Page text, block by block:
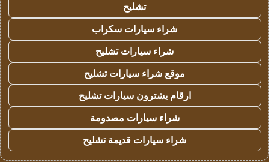
تشليح
شراء سيارات سكراب
شراء سيارات تشليح
موقع شراء سيارات تشليح
ارقام يشترون سيارات تشليح
شراء سيارات مصدومة
شراء سيارات قديمة تشليح